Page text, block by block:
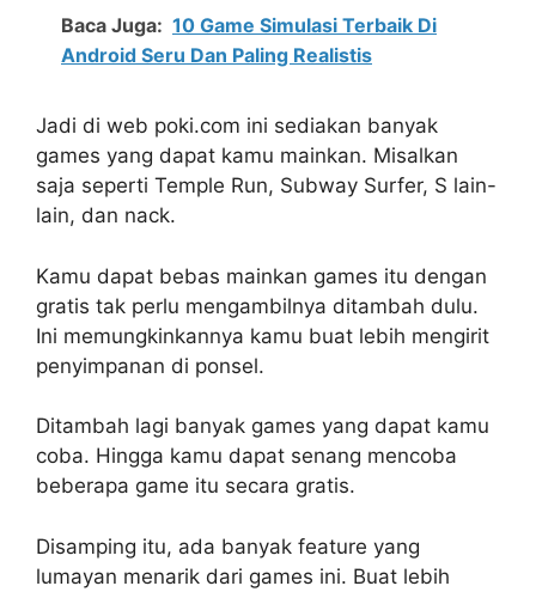
Baca Juga: 10 Game Simulasi Terbaik Di
Android Seru Dan Paling Realistis
Jadi di web poki.com ini sediakan banyak
games yang dapat kamu mainkan. Misalkan
saja seperti Temple Run, Subway Surfer, S lain-
lain, dan nack.
Kamu dapat bebas mainkan games itu dengan
gratis tak perlu mengambilnya ditambah dulu.
Ini memungkinkannya kamu buat lebih mengirit
penyimpanan di ponsel.
Ditambah lagi banyak games yang dapat kamu
coba. Hingga kamu dapat senang mencoba
beberapa game itu secara gratis.
Disamping itu, ada banyak feature yang
lumayan menarik dari games ini. Buat lebih